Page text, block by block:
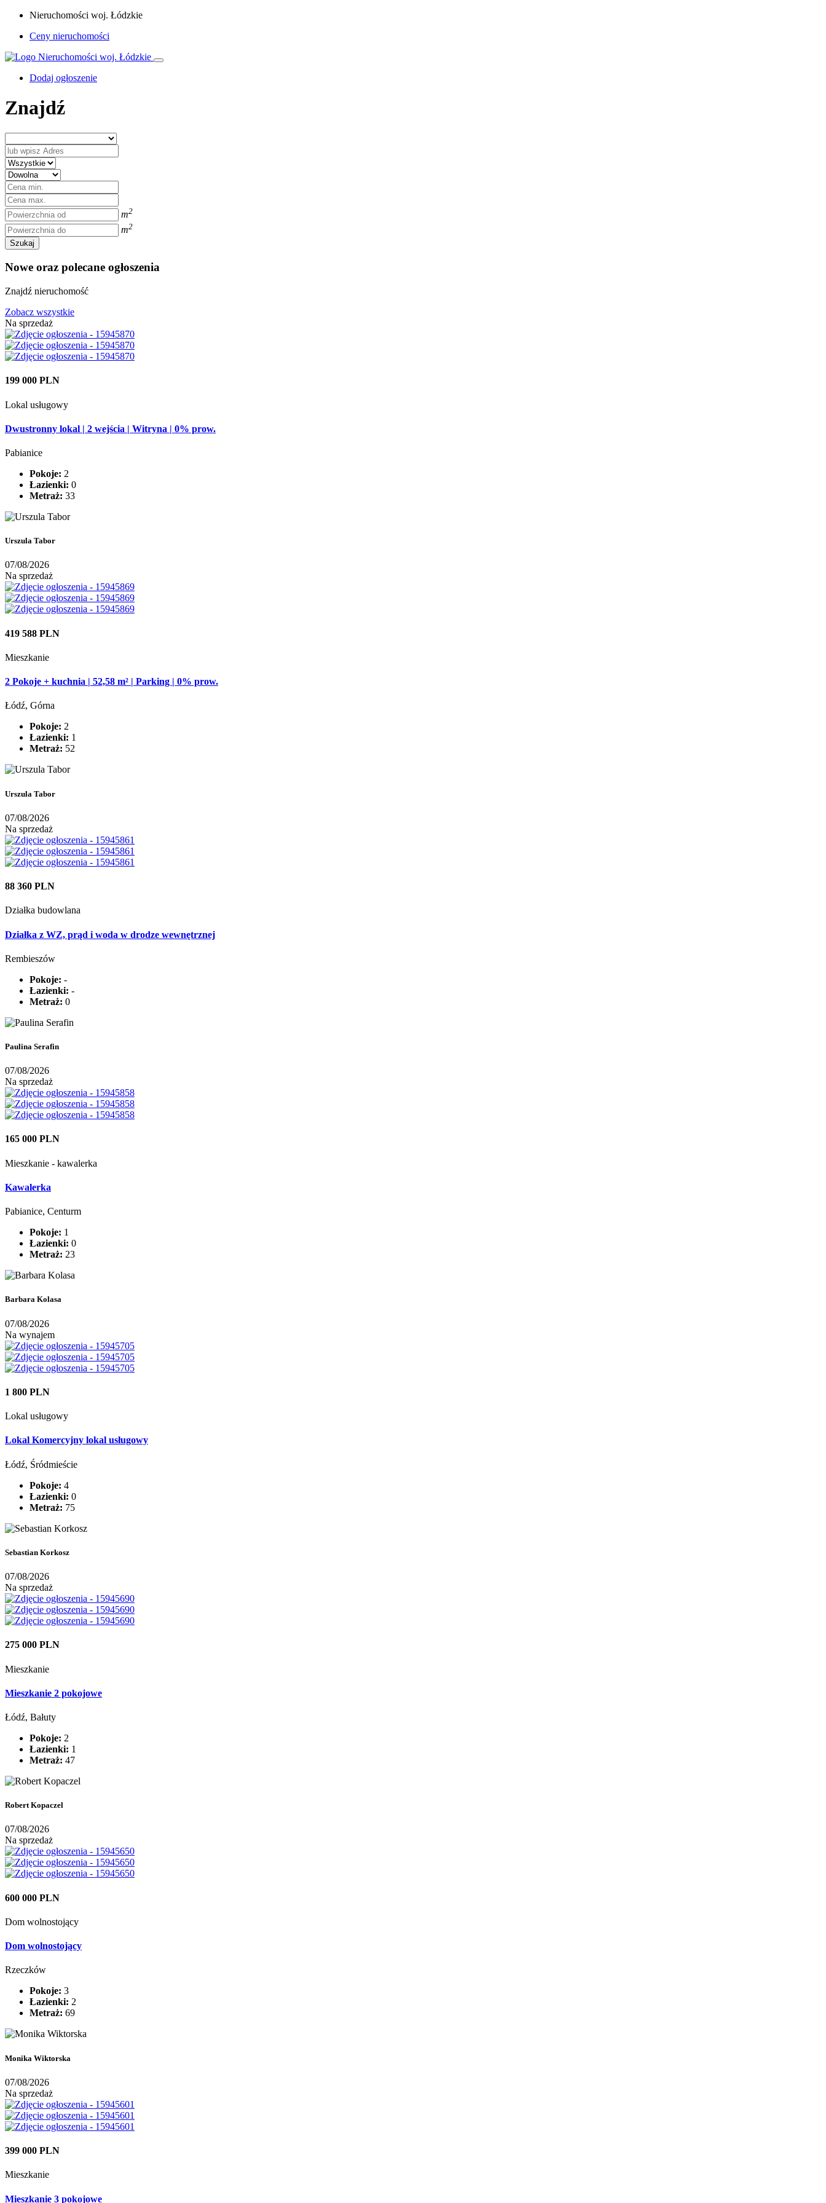
Nieruchomości woj. Łódzkie
Ceny nieruchomości
Dodaj ogłoszenie
Znajdź
m2
m2
Szukaj
Nowe oraz polecane ogłoszenia
Znajdź nieruchomość
Zobacz wszystkie
Na sprzedaż
199 000 PLN
Lokal usługowy
Dwustronny lokal | 2 wejścia | Witryna | 0% prow.
Pabianice
Pokoje: 2
Łazienki: 0
Metraż: 33
Urszula Tabor
07/08/2026
Na sprzedaż
419 588 PLN
Mieszkanie
2 Pokoje + kuchnia | 52,58 m² | Parking | 0% prow.
Łódź, Górna
Pokoje: 2
Łazienki: 1
Metraż: 52
Urszula Tabor
07/08/2026
Na sprzedaż
88 360 PLN
Działka budowlana
Działka z WZ, prąd i woda w drodze wewnętrznej
Rembieszów
Pokoje: -
Łazienki: -
Metraż: 0
Paulina Serafin
07/08/2026
Na sprzedaż
165 000 PLN
Mieszkanie - kawalerka
Kawalerka
Pabianice, Centurm
Pokoje: 1
Łazienki: 0
Metraż: 23
Barbara Kolasa
07/08/2026
Na wynajem
1 800 PLN
Lokal usługowy
Lokal Komercyjny lokal usługowy
Łódź, Śródmieście
Pokoje: 4
Łazienki: 0
Metraż: 75
Sebastian Korkosz
07/08/2026
Na sprzedaż
275 000 PLN
Mieszkanie
Mieszkanie 2 pokojowe
Łódź, Bałuty
Pokoje: 2
Łazienki: 1
Metraż: 47
Robert Kopaczel
07/08/2026
Na sprzedaż
600 000 PLN
Dom wolnostojący
Dom wolnostojący
Rzeczków
Pokoje: 3
Łazienki: 2
Metraż: 69
Monika Wiktorska
07/08/2026
Na sprzedaż
399 000 PLN
Mieszkanie
Mieszkanie 3 pokojowe